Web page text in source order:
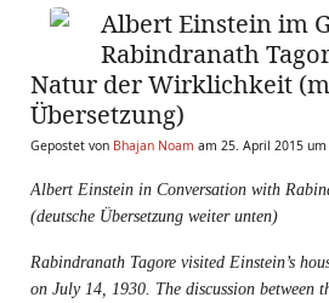
Albert Einstein im
Rabindranath
Natur der Wirklichkeit
Übersetzung)
Gepostet von Bhajan Noam am 25. April 2015 um
Albert Einstein in Conversation with
(deutsche Übersetzung weiter unten)
Rabindranath Tagore visited Einstein’s
on July 14, 1930. The discussion between